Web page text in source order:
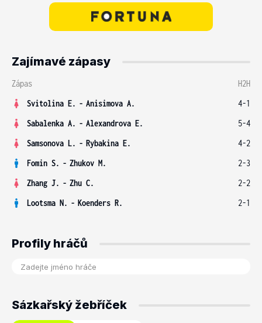
Zajímavé zápasy
Zápas
H2H
Svitolina E. - Anisimova A.
4-1
Sabalenka A. - Alexandrova E.
5-4
Samsonova L. - Rybakina E.
4-2
Fomin S. - Zhukov M.
2-3
Zhang J. - Zhu C.
2-2
Lootsma N. - Koenders R. 2-1
Profily hráčů
Sázkařský žebříček